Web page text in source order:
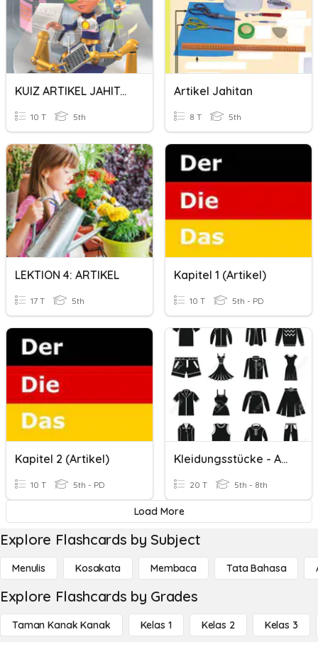
KUIZ ARTIKEL JAHITAN
10 T 5th
Artikel Jahitan
8 T 5th
LEKTION 4: ARTIKEL
17 T 5th
Kapitel 1 (Artikel)
10 T 5th - PD
Kapitel 2 (Artikel)
10 T 5th - PD
Kleidungsstücke - Artikel
20 T 5th - 8th
Load More
Explore Flashcards by Subject
Menulis Kosakata Membaca Tata Bahasa
Explore Flashcards by Grades
Taman Kanak Kanak Kelas 1 Kelas 2 Kelas 3